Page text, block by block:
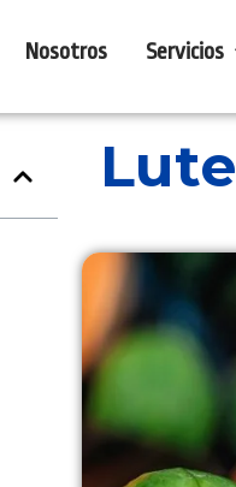
Nosotros Servicios